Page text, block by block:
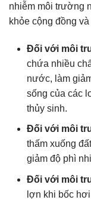
nhiễm môi trường
khỏe cộng đồng
Đối với môi
chứa nhiều
nước, làm
sống của các
thủy sinh.
Đối với môi
thấm xuống
giảm độ phì
Đối với môi
lợn khi bốc